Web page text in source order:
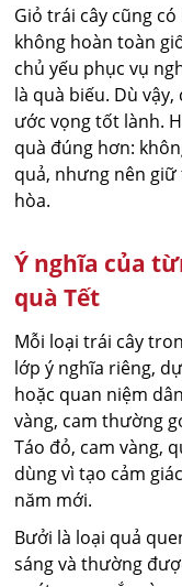
Giỏ trái cây cũng
không hoàn toàn
chủ yếu phục vụ
là quà biếu. Dù
ước vọng tốt lành.
quà đúng hơn:
quả, nhưng nên
hòa.
Ý nghĩa của
quà Tết
Mỗi loại trái cây
lớp ý nghĩa riêng,
hoặc quan niệm
vàng, cam thường
Táo đỏ, cam vàng,
dùng vì tạo cảm
năm mới.
Bưởi là loại quả
sáng và thường